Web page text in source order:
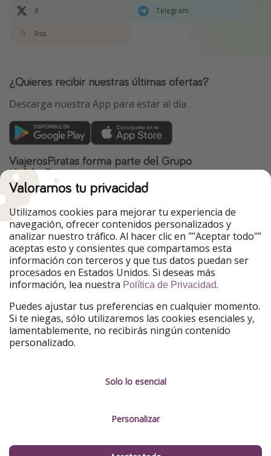
X Telegram
Rss
¿Quieres recibir nuestras últimas ofertas?
Descarga nuestra App para estar al día
ViajerosPiratas forma parte del Grupo
HolidayPirates
Nuestros mercados
PiratinViaggio
HolidayPirates
VakantiePiraten
WakacyjniPiraci
VoyagesPirates
Ferienpiraten
Urlaubspiraten
Urlaubspiraten
TravelPirates
Nuestro grupo
HolidayPirates Group
Conócenos mejor
Sobre ViajerosPiratas
Sostenibilidad
Información legal
Gestionar servicios
Valoramos tu privacidad
Utilizamos cookies para mejorar tu experiencia de
navegación, ofrecer contenidos personalizados y
analizar nuestro tráfico. Al hacer clic en ""Aceptar todo""
aceptas esto y consientes que compartamos esta
información con terceros y que tus datos puedan ser
procesados en Estados Unidos. Si deseas más
información, lea nuestra Política de Privacidad.
Puedes ajustar tus preferencias en cualquier momento.
Si te niegas, sólo utilizaremos las cookies esenciales y,
lamentablemente, no recibirás ningún contenido
personalizado.
Solo lo esencial
Personalizar